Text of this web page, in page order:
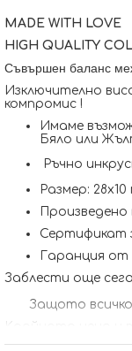
MADE WITH LOVE
HIGH QUALITY
Съвършен баланс
Изключително
компромис !
Имаме
Бяло или
Ръчно
Размер:
Сертификат
Гаранция от
Заблести още
Защото всичко
Kрайната цена и